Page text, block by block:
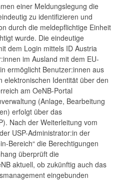
einer Meldungslegung die
zu identifizieren und
durch die meldepflichtige Einheit
wurde. Die eindeutige
dem Login mittels ID Austria
im Ausland mit dem EU-
ermöglicht Benutzer:innen aus
elektronischen Identität über den
am OeNB-Portal
(Anlage, Bearbeitung
erfolgt über das
Nach der Weiterleitung vom
USP-Administrator:in der
Bereich“ die Berechtigungen
überprüft die
aktuell, ob zukünftig auch das
eingebunden